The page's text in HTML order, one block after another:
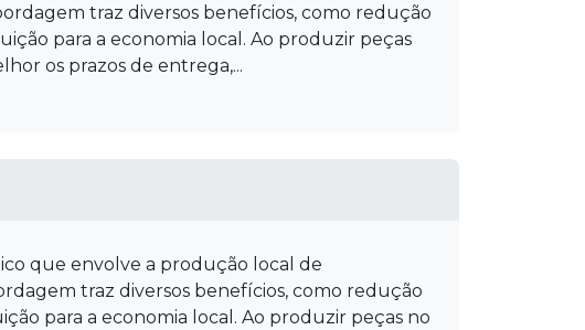
traz diversos benefícios, como redução
para a economia local. Ao produzir peças
os prazos de entrega,...
que envolve a produção local de
traz diversos benefícios, como redução
para a economia local. Ao produzir peças no